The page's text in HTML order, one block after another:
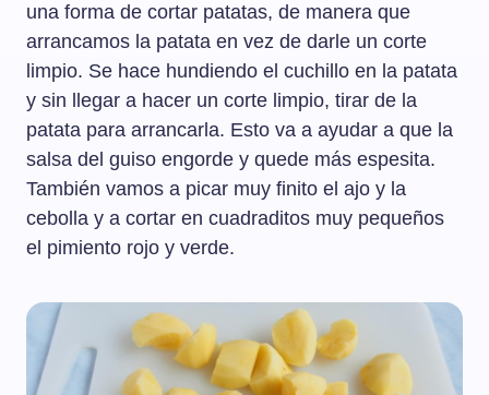
una forma de cortar patatas, de manera que
arrancamos la patata en vez de darle un corte
limpio. Se hace hundiendo el cuchillo en la patata
y sin llegar a hacer un corte limpio, tirar de la
patata para arrancarla. Esto va a ayudar a que la
salsa del guiso engorde y quede más espesita.
También vamos a picar muy finito el ajo y la
cebolla y a cortar en cuadraditos muy pequeños
el pimiento rojo y verde.